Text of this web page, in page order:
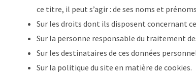
ce titre, il peut s’agir : de ses noms et
Sur les droits dont ils disposent concernant
Sur la personne responsable du traitement
Sur les destinataires de ces données
Sur la politique du site en matière de cookies.